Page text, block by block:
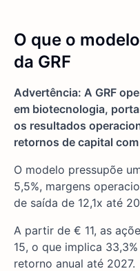
O que o
da GRF
Advertência: A GRF
em biotecnologia,
os resultados
retornos de capital
O modelo pressupõe
5,5%, margens
de saída de 12,1x até
A partir de € 11, as
15, o que implica
retorno anual até 2027.